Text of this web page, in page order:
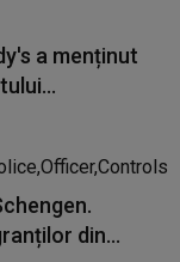
a menținut
din...